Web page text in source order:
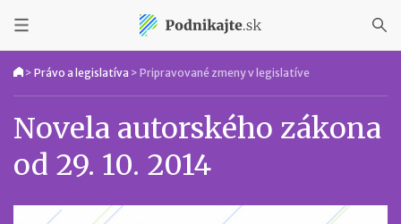
> Právo a legislatíva > Pripravované zmeny v legislatíve
Novela autorského zákona
od 29. 10. 2014